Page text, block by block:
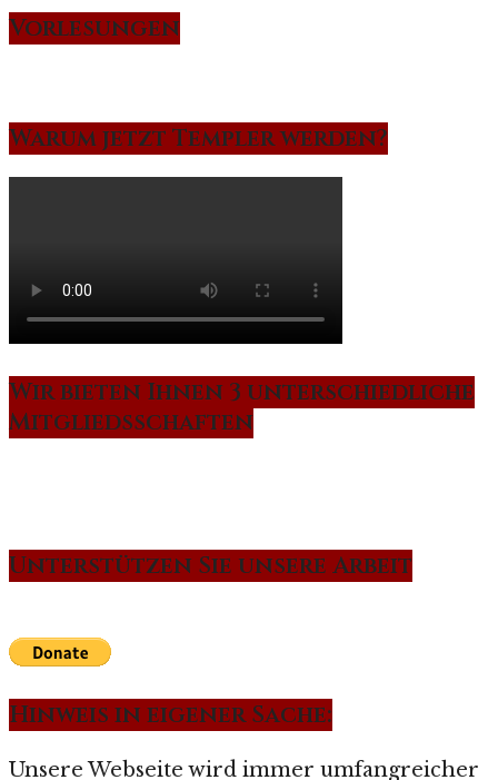
Vorlesungen
Warum jetzt Templer werden?
Wir bieten Ihnen 3 unterschiedliche
Mitgliedsschaften
Unterstützen Sie unsere Arbeit
Hinweis in eigener Sache:
Unsere Webseite wird immer umfangreicher